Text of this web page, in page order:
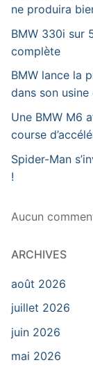
ne produira
BMW 330i sur
complète
BMW lance la
dans son usine
Une BMW M6
course
Spider-Man
!
Aucun
ARCHIVES
août 2026
juillet 2026
juin 2026
mai 2026